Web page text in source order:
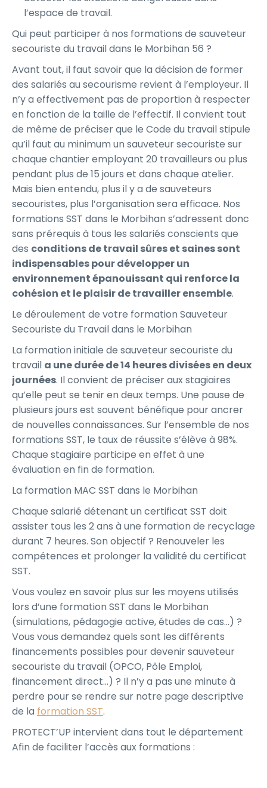
l’espace de travail.
Qui peut participer à nos formations de sauveteur
secouriste du travail dans le Morbihan 56 ?
Avant tout, il faut savoir que la décision de former
des salariés au secourisme revient à l’employeur. Il
n’y a effectivement pas de proportion à respecter
en fonction de la taille de l’effectif. Il convient tout
de même de préciser que le Code du travail stipule
qu’il faut au minimum un sauveteur secouriste sur
chaque chantier employant 20 travailleurs ou plus
pendant plus de 15 jours et dans chaque atelier.
Mais bien entendu, plus il y a de sauveteurs
secouristes, plus l’organisation sera efficace. Nos
formations SST dans le Morbihan s’adressent donc
sans prérequis à tous les salariés conscients que
des conditions de travail sûres et saines sont
indispensables pour développer un
environnement épanouissant qui renforce la
cohésion et le plaisir de travailler ensemble.
Le déroulement de votre formation Sauveteur
Secouriste du Travail dans le Morbihan
La formation initiale de sauveteur secouriste du
travail a une durée de 14 heures divisées en deux
journées. Il convient de préciser aux stagiaires
qu’elle peut se tenir en deux temps. Une pause de
plusieurs jours est souvent bénéfique pour ancrer
de nouvelles connaissances. Sur l’ensemble de nos
formations SST, le taux de réussite s’élève à 98%.
Chaque stagiaire participe en effet à une
évaluation en fin de formation.
La formation MAC SST dans le Morbihan
Chaque salarié détenant un certificat SST doit
assister tous les 2 ans à une formation de recyclage
durant 7 heures. Son objectif ? Renouveler les
compétences et prolonger la validité du certificat
SST.
Vous voulez en savoir plus sur les moyens utilisés
lors d’une formation SST dans le Morbihan
(simulations, pédagogie active, études de cas…) ?
Vous vous demandez quels sont les différents
financements possibles pour devenir sauveteur
secouriste du travail (OPCO, Pôle Emploi,
financement direct…) ? Il n’y a pas une minute à
perdre pour se rendre sur notre page descriptive
de la formation SST.
PROTECT’UP intervient dans tout le département
Afin de faciliter l’accès aux formations :